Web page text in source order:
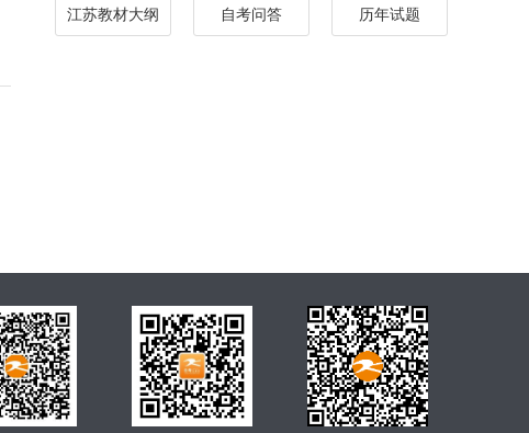
江苏教材大纲 自考问答 历年试题